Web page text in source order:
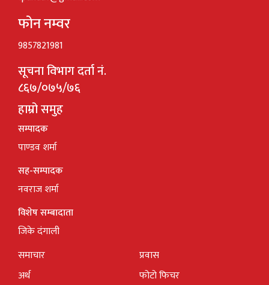
फोन नम्वर
9857821981
सूचना विभाग दर्ता नं.
८६७/०७५/७६
हाम्रो समुह
सम्पादक
पाण्डव शर्मा
सह-सम्पादक
नवराज शर्मा
विशेष सम्बादाता
जिके दंगाली
समाचार
अर्थ
प्रवास
फोटो फिचर